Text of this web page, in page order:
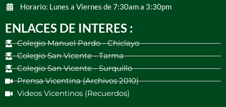
Horario: Lunes a Viernes de 7:30am a 3:30pm
ENLACES DE INTERES :
Colegio Manuel Pardo - Chiclayo
Colegio San Vicente - Tarma
Colegio San Vicente - Surquillo
Prensa Vicentina (Archivos 2010)
Videos Vicentinos (Recuerdos)